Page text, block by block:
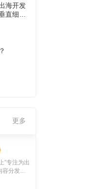
海开发
直细分
更多
”专注为出
容分发
球边缘云
团队由业